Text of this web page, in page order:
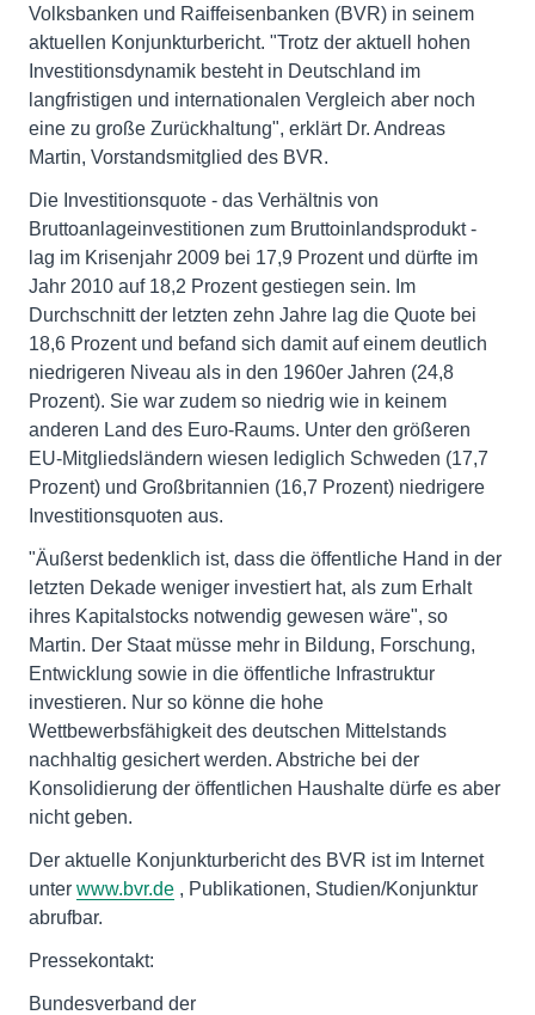
Volksbanken und Raiffeisenbanken (BVR) in seinem
aktuellen Konjunkturbericht. "Trotz der aktuell hohen
Investitionsdynamik besteht in Deutschland im
langfristigen und internationalen Vergleich aber noch
eine zu große Zurückhaltung", erklärt Dr. Andreas
Martin, Vorstandsmitglied des BVR.
Die Investitionsquote - das Verhältnis von
Bruttoanlageinvestitionen zum Bruttoinlandsprodukt -
lag im Krisenjahr 2009 bei 17,9 Prozent und dürfte im
Jahr 2010 auf 18,2 Prozent gestiegen sein. Im
Durchschnitt der letzten zehn Jahre lag die Quote bei
18,6 Prozent und befand sich damit auf einem deutlich
niedrigeren Niveau als in den 1960er Jahren (24,8
Prozent). Sie war zudem so niedrig wie in keinem
anderen Land des Euro-Raums. Unter den größeren
EU-Mitgliedsländern wiesen lediglich Schweden (17,7
Prozent) und Großbritannien (16,7 Prozent) niedrigere
Investitionsquoten aus.
"Äußerst bedenklich ist, dass die öffentliche Hand in der
letzten Dekade weniger investiert hat, als zum Erhalt
ihres Kapitalstocks notwendig gewesen wäre", so
Martin. Der Staat müsse mehr in Bildung, Forschung,
Entwicklung sowie in die öffentliche Infrastruktur
investieren. Nur so könne die hohe
Wettbewerbsfähigkeit des deutschen Mittelstands
nachhaltig gesichert werden. Abstriche bei der
Konsolidierung der öffentlichen Haushalte dürfe es aber
nicht geben.
Der aktuelle Konjunkturbericht des BVR ist im Internet
unter www.bvr.de , Publikationen, Studien/Konjunktur
abrufbar.
Pressekontakt:
Bundesverband der